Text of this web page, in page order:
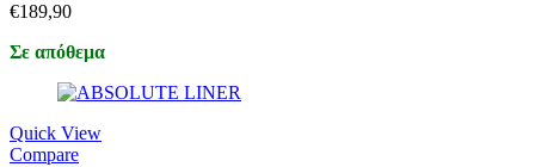
€189,90
Σε απόθεμα
Quick View
Compare